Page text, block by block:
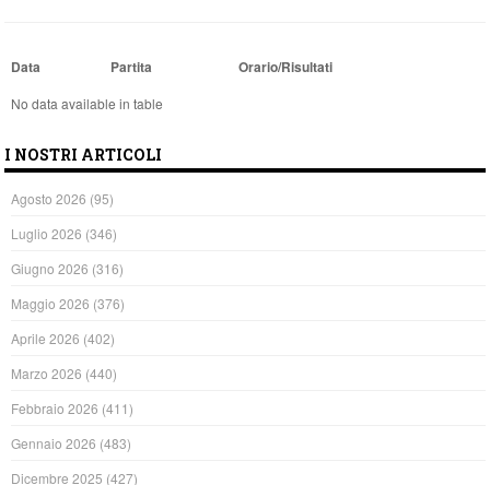
Data Partita Orario/Risultati
No data available in table
I NOSTRI ARTICOLI
Agosto 2026 (95)
Luglio 2026 (346)
Giugno 2026 (316)
Maggio 2026 (376)
Aprile 2026 (402)
Marzo 2026 (440)
Febbraio 2026 (411)
Gennaio 2026 (483)
Dicembre 2025 (427)